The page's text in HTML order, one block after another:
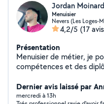
Jordan Moinard
Menuisier
Nevers (Les Loges-
4,2/5 (17
Présentation
Menuisier de métier, je
compétences et des
de garage et volets
l'aménagement extérieur
Dernier avis laissé par
mercredi à 13h